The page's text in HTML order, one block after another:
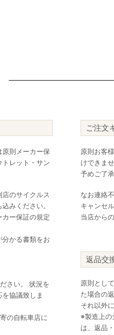
則メーカー保
レット・サン
のサイクルス
みください。
ー保証の規定
分かる書類をお
さい。 状況を
協議致しま
の自転車店に
ご注文
原則お客
けできませ
予めご了承
なお連絡
キャンセ
当店から
返品交
原則とし
た場合の
それ以外
※製造上の
は、返品